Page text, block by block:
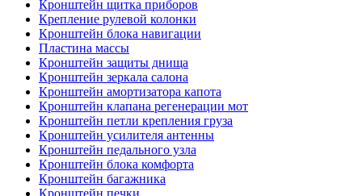
Кронштейн щитка приборов
Крепление рулевой колонки
Кронштейн блока навигации
Пластина массы
Кронштейн защиты днища
Кронштейн зеркала салона
Кронштейн амортизатора капота
Кронштейн клапана регенерации мот
Кронштейн петли крепления груза
Кронштейн усилителя антенны
Кронштейн педального узла
Кронштейн блока комфорта
Кронштейн багажника
Кронштейн печки